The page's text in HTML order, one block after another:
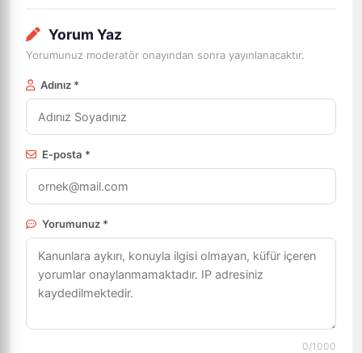
Yorum Yaz
Yorumunuz moderatör onayından sonra yayınlanacaktır.
Adınız *
E-posta *
Yorumunuz *
0/1000